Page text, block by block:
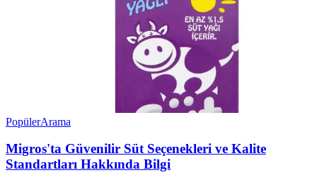
PopülerArama
Migros'ta Güvenilir Süt Seçenekleri ve Kalite
Standartları Hakkında Bilgi